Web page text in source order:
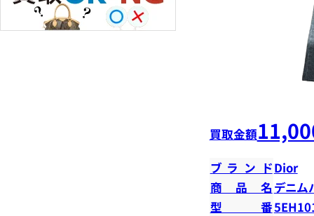
買取金額
ブランドDior
商品名 デニム
型番